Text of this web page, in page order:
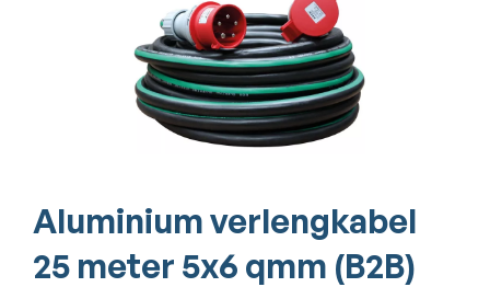
Aluminium verlengkabel
25 meter 5x6 qmm (B2B)